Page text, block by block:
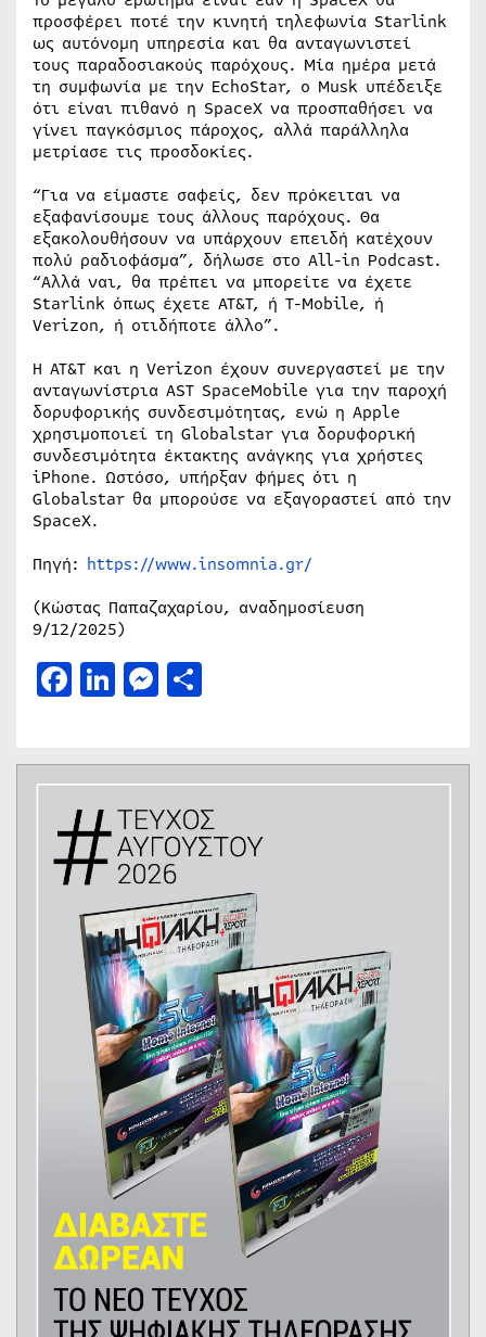
προσφέρει ποτέ την κινητή τηλεφωνία Starlink
ως αυτόνομη υπηρεσία και θα ανταγωνιστεί
τους παραδοσιακούς παρόχους. Μία ημέρα μετά
τη συμφωνία με την EchoStar, ο Musk υπέδειξε
ότι είναι πιθανό η SpaceX να προσπαθήσει να
γίνει παγκόσμιος πάροχος, αλλά παράλληλα
μετρίασε τις προσδοκίες.
“Για να είμαστε σαφείς, δεν πρόκειται να
εξαφανίσουμε τους άλλους παρόχους. Θα
εξακολουθήσουν να υπάρχουν επειδή κατέχουν
πολύ ραδιοφάσμα”, δήλωσε στο All-in Podcast.
“Αλλά ναι, θα πρέπει να μπορείτε να έχετε
Starlink όπως έχετε AT&T, ή T-Mobile, ή
Verizon, ή οτιδήποτε άλλο”.
Η AT&T και η Verizon έχουν συνεργαστεί με την
ανταγωνίστρια AST SpaceMobile για την παροχή
δορυφορικής συνδεσιμότητας, ενώ η Apple
χρησιμοποιεί τη Globalstar για δορυφορική
συνδεσιμότητα έκτακτης ανάγκης για χρήστες
iPhone. Ωστόσο, υπήρξαν φήμες ότι η
Globalstar θα μπορούσε να εξαγοραστεί από την
SpaceX.
Πηγή: https://www.insomnia.gr/
(Κώστας Παπαζαχαρίου, αναδημοσίευση
9/12/2025)
Facebook
LinkedIn
Messenger